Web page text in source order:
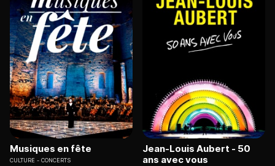
Musiques en fête
CULTURE CONCERTS
Jean-Louis Aubert - 50
ans avec vous